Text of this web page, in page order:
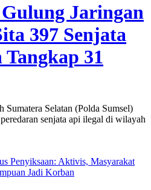
Jaringan
397 Senjata
31
Selatan (Polda Sumsel)
senjata api ilegal di wilayah
Penyiksaan: Aktivis, Masyarakat
Jadi Korban